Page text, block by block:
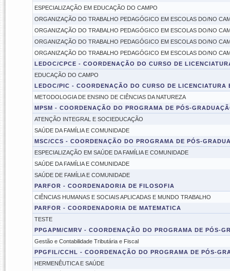
ESPECIALIZAÇÃO EM EDUCAÇÃO DO CAMPO
ORGANIZAÇÃO DO TRABALHO PEDAGÓGICO EM ESCOLAS DO/NO
ORGANIZAÇÃO DO TRABALHO PEDAGÓGICO EM ESCOLAS DO/NO
ORGANIZAÇÃO DO TRABALHO PEDAGÓGICO EM ESCOLAS DO/NO
ORGANIZAÇÃO DO TRABALHO PEDAGÓGICO EM ESCOLAS DO/NO
LEDOC/CPCE - COORDENAÇÃO DO CURSO DE
EDUCAÇÃO DO CAMPO
LEDOC/PIC - COORDENAÇÃO DO CURSO DE LICENCIATURA
METODOLOGIA DE ENSINO DE CIÊNCIAS DA NATUREZA
MPSM - COORDENAÇÃO DO PROGRAMA DE PÓS-
ATENÇÃO INTEGRAL E SOCIEDUCAÇÃO
SAÚDE DA FAMÍLIA E COMUNIDADE
MSC/CCS - COORDENAÇÃO DO PROGRAMA DE PÓS-
ESPECIALIZAÇÃO EM SAÚDE DA FAMÍLIA E COMUNIDADE
SAÚDE DA FAMÍLIA E COMUNIDADE
SAÚDE DE FAMÍLIA E COMUNIDADE
PARFOR - COORDENADORIA DE FILOSOFIA
CIÊNCIAS HUMANAS E SOCIAIS APLICADAS E MUNDO TRABALHO
PARFOR - COORDENADORIA DE MATEMATICA
TESTE
PPGAPM/CMRV - COORDENAÇÃO DO PROGRAMA DE PÓS-
Gestão e Contabilidade Tributária e Fiscal
PPGFIL/CCHL - COORDENAÇÃO DO PROGRAMA DE PÓS-
HERMENÊUTICA E SAÚDE